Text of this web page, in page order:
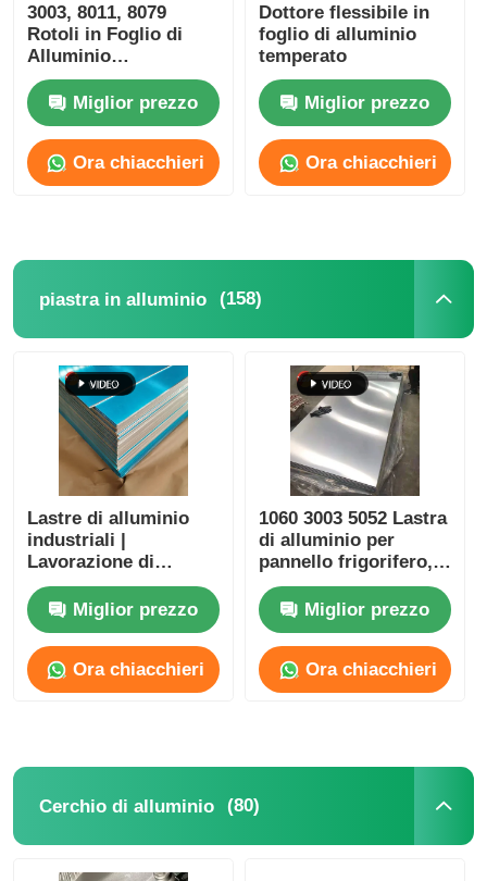
3003, 8011, 8079
Rotoli in Foglio di
Alluminio
Personalizzati | Per
Cottura,
Confezionamento
Alimentare e Materiali
per Contenitori
Alimentari Monouso
Miglior prezzo
Ora chiacchieri
Dottore flessibile in
foglio di alluminio
temperato
Miglior prezzo
Ora chiacchieri
piastra in alluminio (158)
Lastre di alluminio
industriali |
Lavorazione di
stampaggio,
piegatura, saldatura e
taglio | Adatto per
elettrodomestici,
cucine e bagni,
decorazioni
Miglior prezzo
Ora chiacchieri
1060 3003 5052 Lastra
di alluminio per
pannello frigorifero,
alloggiamento della
lavatriceMiglior prezzo
Ora chiacchieri
Cerchio di alluminio (80)